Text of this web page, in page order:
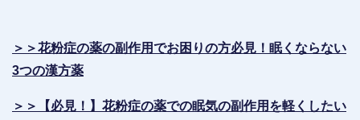
＞＞花粉症の薬の副作用でお困りの方必見！眠くならない
3つの漢方薬
＞＞【必見！】花粉症の薬での眠気の副作用を軽くしたい